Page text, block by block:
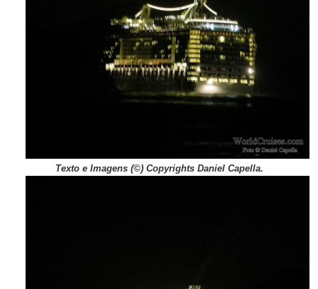
Texto e Imagens (©) Copyrights Daniel Capella.